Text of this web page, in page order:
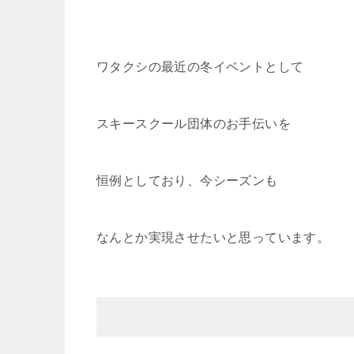
ワタクシの最近の冬イベントとして
スキースクール団体のお手伝いを
恒例としており、今シーズンも
なんとか実現させたいと思っています。